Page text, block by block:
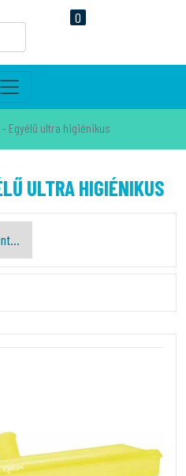
0
- Egyélű ultra higiénikus
ULTRA HIGIÉNIKUS